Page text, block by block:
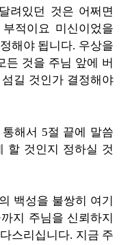
려있던 것은 어쩌면
적이요 미신이었을
해야 됩니다. 우상을
든 것을 주님 앞에 버
길 것인가 결정해야
해서 5절 끝에 말씀
할 것인지 정하실 것
백성을 불쌍히 여기
지 주님을 신뢰하지
스리십니다. 지금 주